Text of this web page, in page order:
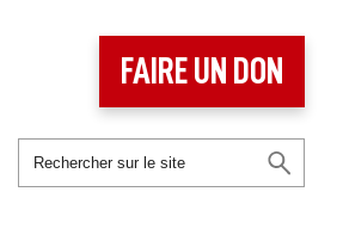
FAIRE UN DON